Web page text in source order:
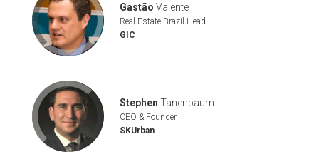
Gastão Valente
Real Estate Brazil Head
GIC
Stephen Tanenbaum
CEO & Founder
SKUrban